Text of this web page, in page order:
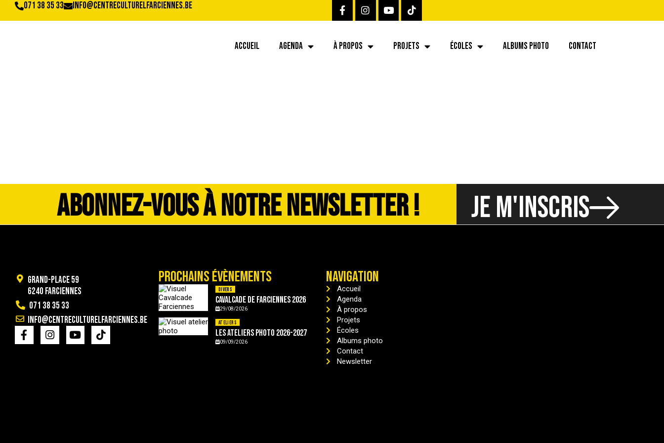
071 38 35 33 info@centreculturelfarciennes.be
ACCUEIL AGENDA À PROPOS PROJETS ÉCOLES ALBUMS PHOTO CONTACT
ABONNEZ-VOUS À NOTRE NEWSLETTER ! JE M'INSCRIS
Grand-Place 59
6240 Farciennes
071 38 35 33
info@centreculturelfarciennes.be
PROCHAINS ÉVÈNEMENTS
Divers
Cavalcade de Farciennes 2026
29/08/2026
Ateliers
Les ateliers photo 2026-2027
09/09/2026
NAVIGATION
Accueil
Agenda
À propos
Projets
Écoles
Albums photo
Contact
Newsletter